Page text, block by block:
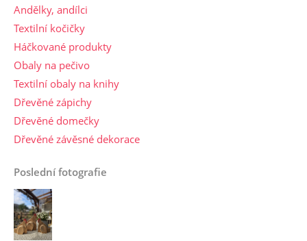
Andělky, andílci
Textilní kočičky
Háčkované produkty
Obaly na pečivo
Textilní obaly na knihy
Dřevěné zápichy
Dřevěné domečky
Dřevěné závěsné dekorace
Poslední fotografie